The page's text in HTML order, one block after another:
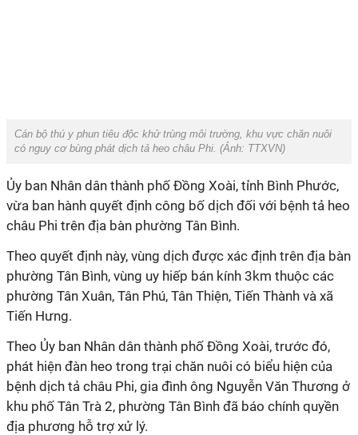
Cán bộ thú y phun tiêu độc khử trùng môi trường, khu vực chăn nuôi
có nguy cơ bùng phát dịch tả heo châu Phi. (Ảnh: TTXVN)
Ủy ban Nhân dân thành phố Đồng Xoài, tỉnh Bình Phước,
vừa ban hành quyết định công bố dịch đối với bệnh tả heo
châu Phi trên địa bàn phường Tân Bình.
Theo quyết định này, vùng dịch được xác định trên địa bàn
phường Tân Bình, vùng uy hiếp bán kính 3km thuộc các
phường Tân Xuân, Tân Phú, Tân Thiện, Tiến Thành và xã
Tiến Hưng.
Theo Ủy ban Nhân dân thành phố Đồng Xoài, trước đó,
phát hiện đàn heo trong trại chăn nuôi có biểu hiện của
bệnh dịch tả châu Phi, gia đình ông Nguyễn Văn Thương ở
khu phố Tân Trà 2, phường Tân Bình đã báo chính quyền
địa phương hỗ trợ xử lý.